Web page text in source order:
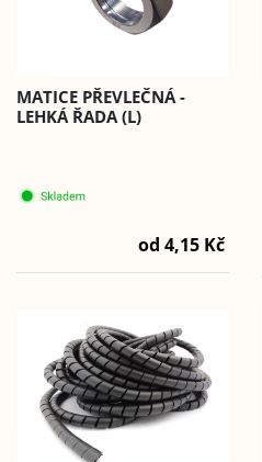
MATICE PŘEVLEČNÁ -
LEHKÁ ŘADA (L)
od 4,15 Kč